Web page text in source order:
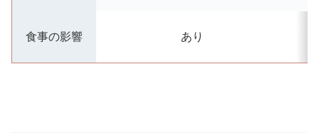
食事の影響 あり